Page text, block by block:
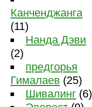
Канченджанга
(11)
Нанда Дэви
(2)
предгорья
Гималаев (25)
Шивалинг (6)